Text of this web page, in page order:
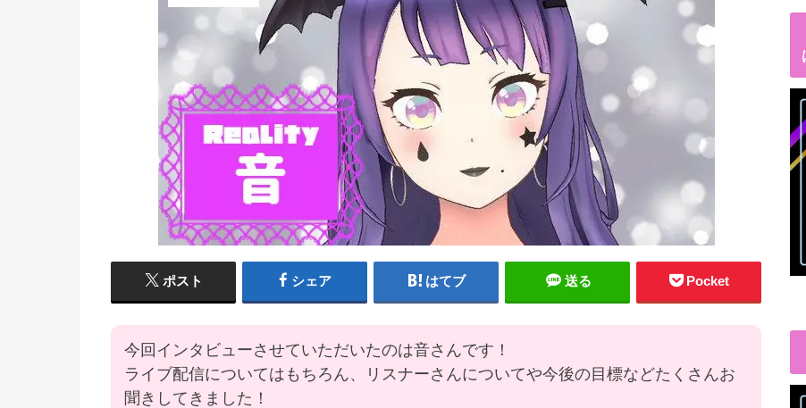
ポスト シェア はてブ 送る Pocket
今回インタビューさせていただいたのは音さんです！
ライブ配信についてはもちろん、リスナーさんについてや今後の目標などたくさんお
聞きしてきました！